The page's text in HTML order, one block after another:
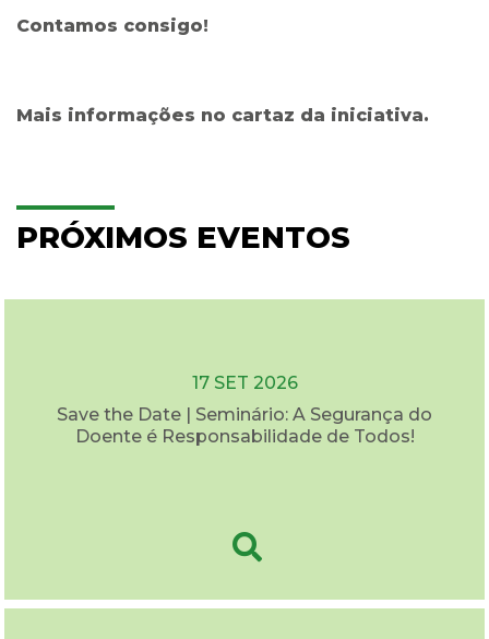
Contamos consigo!
Mais informações no cartaz da iniciativa.
PRÓXIMOS EVENTOS
17 SET 2026
Save the Date | Seminário: A Segurança do
Doente é Responsabilidade de Todos!